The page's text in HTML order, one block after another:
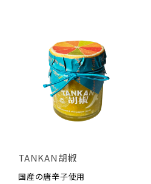
TANKAN胡椒
国産の唐辛子使用